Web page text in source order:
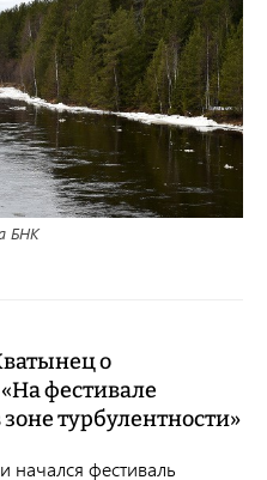
БНК
о
фестивале
турбулентности»
начался фестиваль